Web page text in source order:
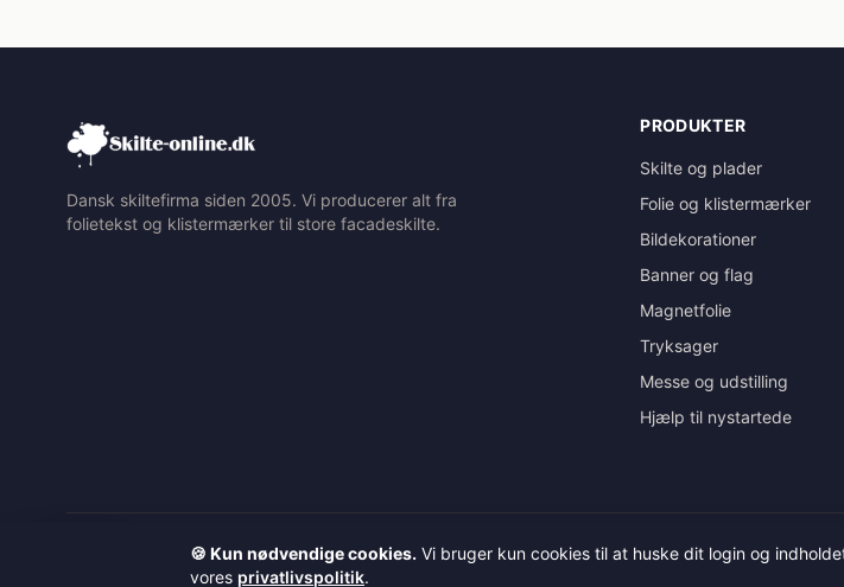
Dansk skiltefirma siden 2005. Vi producerer alt fra
folietekst og klistermærker til store facadeskilte.
PRODUKTER
Skilte og plader
Folie og klistermærker
Bildekorationer
Banner og flag
Magnetfolie
Tryksager
Messe og udstilling
Hjælp til nystartede
Skilte-Online.dk v/ Kenneth Erik Knudsen· CVR: 28482043· Smedeløkken 1, 5330 Munkebo
Forbrugere kan klage via EU's online tvistløsningsplatform ↗
🍪 Kun nødvendige cookies. Vi bruger kun cookies til at huske dit login og
vores privatlivspolitik.